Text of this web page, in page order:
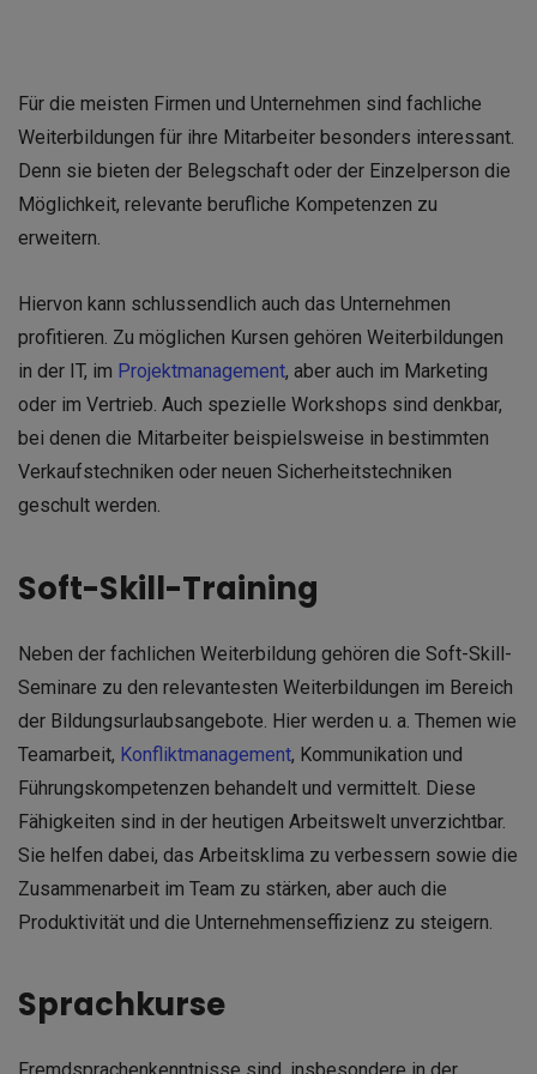
Für die meisten Firmen und Unternehmen sind fachliche
Weiterbildungen für ihre Mitarbeiter besonders interessant.
Denn sie bieten der Belegschaft oder der Einzelperson die
Möglichkeit, relevante berufliche Kompetenzen zu
erweitern.
Hiervon kann schlussendlich auch das Unternehmen
profitieren. Zu möglichen Kursen gehören Weiterbildungen
in der IT, im Projektmanagement, aber auch im Marketing
oder im Vertrieb. Auch spezielle Workshops sind denkbar,
bei denen die Mitarbeiter beispielsweise in bestimmten
Verkaufstechniken oder neuen Sicherheitstechniken
geschult werden.
Soft-Skill-Training
Neben der fachlichen Weiterbildung gehören die Soft-Skill-
Seminare zu den relevantesten Weiterbildungen im Bereich
der Bildungsurlaubsangebote. Hier werden u. a. Themen wie
Teamarbeit, Konfliktmanagement, Kommunikation und
Führungskompetenzen behandelt und vermittelt. Diese
Fähigkeiten sind in der heutigen Arbeitswelt unverzichtbar.
Sie helfen dabei, das Arbeitsklima zu verbessern sowie die
Zusammenarbeit im Team zu stärken, aber auch die
Produktivität und die Unternehmenseffizienz zu steigern.
Sprachkurse